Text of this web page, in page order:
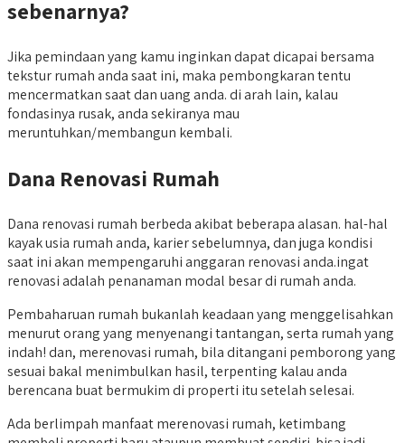
sebenarnya?
Jika pemindaan yang kamu inginkan dapat dicapai bersama
tekstur rumah anda saat ini, maka pembongkaran tentu
mencermatkan saat dan uang anda. di arah lain, kalau
fondasinya rusak, anda sekiranya mau
meruntuhkan/membangun kembali.
Dana Renovasi Rumah
Dana renovasi rumah berbeda akibat beberapa alasan. hal-hal
kayak usia rumah anda, karier sebelumnya, dan juga kondisi
saat ini akan mempengaruhi anggaran renovasi anda.ingat
renovasi adalah penanaman modal besar di rumah anda.
Pembaharuan rumah bukanlah keadaan yang menggelisahkan
menurut orang yang menyenangi tantangan, serta rumah yang
indah! dan, merenovasi rumah, bila ditangani pemborong yang
sesuai bakal menimbulkan hasil, terpenting kalau anda
berencana buat bermukim di properti itu setelah selesai.
Ada berlimpah manfaat merenovasi rumah, ketimbang